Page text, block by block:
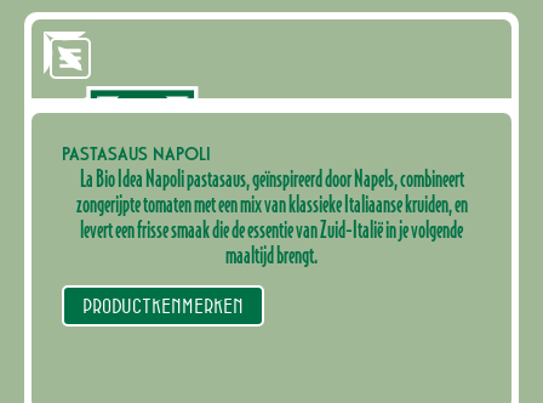
PASTASAUS NAPOLI
La Bio Idea Napoli pastasaus, geïnspireerd door Napels, combineert
zongerijpte tomaten met een mix van klassieke Italiaanse kruiden, en
levert een frisse smaak die de essentie van Zuid-Italië in je volgende
maaltijd brengt.
PRODUCTKENMERKEN